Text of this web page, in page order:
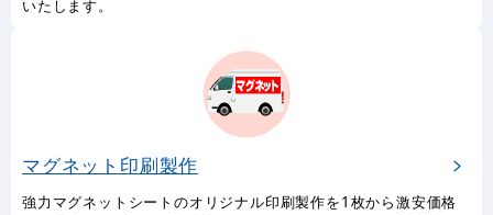
いたします。
マグネット印刷製作
強力マグネットシートのオリジナル印刷製作を1枚から激安価格